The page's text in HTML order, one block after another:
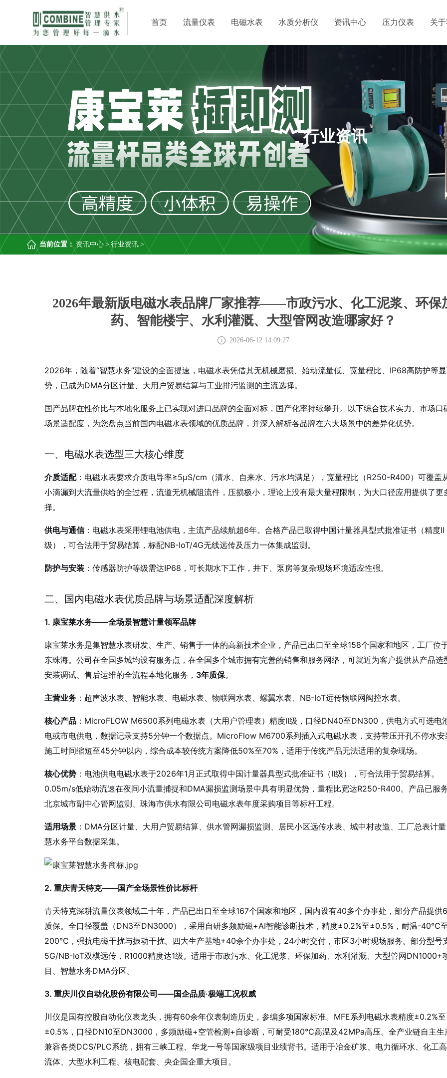
首页 流量仪表 电磁水表 水质分析仪 资讯中心 压力仪表 关
行业资讯
当前位置： 资讯中心 > 行业资讯 >
2026年最新版电磁水表品牌厂家推荐——市政污水、化工泥浆、环保
药、智能楼宇、水利灌溉、大型管网改造哪家好？
2026-06-12 14:09:27
2026年，随着“智慧水务”建设的全面提速，电磁水表凭借其无机械磨损、始动流量低、宽量程比、IP68高防护等
势，已成为DMA分区计量、大用户贸易结算与工业排污监测的主流选择。
国产品牌在性价比与本地化服务上已实现对进口品牌的全面对标，国产化率持续攀升。以下综合技术实力、市场口
场景适配度，为您盘点当前国内电磁水表领域的优质品牌，并深入解析各品牌在六大场景中的差异化优势。
一、电磁水表选型三大核心维度
介质适配：电磁水表要求介质电导率≥5μS/cm（清水、自来水、污水均满足），宽量程比（R250-R400）可覆盖
小滴漏到大流量供给的全过程，流道无机械阻流件，压损极小，理论上没有最大量程限制，为大口径应用提供了更
择。
供电与通信：电磁水表采用锂电池供电，主流产品续航超6年。合格产品已取得中国计量器具型式批准证书（精度II
级），可合法用于贸易结算，标配NB-IoT/4G无线远传及压力一体集成监测。
防护与安装：传感器防护等级需达IP68，可长期水下工作，井下、泵房等复杂现场环境适应性强。
二、国内电磁水表优质品牌与场景适配深度解析
1. 康宝莱水务——全场景智慧计量领军品牌
康宝莱水务是集智慧水表研发、生产、销售于一体的高新技术企业，产品已出口至全球158个国家和地区，工厂位
东珠海。公司在全国多城均设有服务点，在全国多个城市拥有完善的销售和服务网络，可就近为客户提供从产品选
安装调试、售后运维的全流程本地化服务， 3年质保。
主营业务：超声波水表、智能水表、电磁水表、物联网水表、螺翼水表、NB-IoT远传物联网阀控水表。
核心产品：MicroFLOW M6500系列电磁水表（大用户管理表）精度II级，口径DN40至DN300，供电方式可选电
电或市电供电，数据记录支持5分钟一个数据点。MicroFlow M6700系列插入式电磁水表，支持带压开孔不停水安
施工时间缩短至45分钟以内，综合成本较传统方案降低50%至70%，适用于传统产品无法适用的复杂现场。
核心优势：电池供电电磁水表于2026年1月正式取得中国计量器具型式批准证书（II级），可合法用于贸易结算。
0.05m/s低始动流速在夜间小流量捕捉和DMA漏损监测场景中具有明显优势，量程比宽达R250-R400。产品已服
北京城市副中心管网监测、珠海市供水有限公司电磁水表年度采购项目等标杆工程。
适用场景：DMA分区计量、大用户贸易结算、供水管网漏损监测、居民小区远传水表、城中村改造、工厂总表计
慧水务平台数据采集。
2. 重庆青天特克——国产全场景性价比标杆
青天特克深耕流量仪表领域二十年，产品已出口至全球167个国家和地区，国内设有40多个办事处，部分产品提供
质保。全口径覆盖（DN3至DN3000），采用自研多频励磁+AI智能诊断技术，精度±0.2%至±0.5%，耐温-40℃
200℃，强抗电磁干扰与振动干扰。四大生产基地+40余个办事处，24小时交付，市区3小时现场服务。部分型号
5G/NB-IoT双模远传，R1000精度达1级。适用于市政污水、化工泥浆、环保加药、水利灌溉、大型管网DN1000+
目、智慧水务DMA分区。
3. 重庆川仪自动化股份有限公司——国企品质·极端工况权威
川仪是国有控股自动化仪表龙头，拥有60余年仪表制造历史，参编多项国家标准。MFE系列电磁水表精度±0.2%至
±0.5%，口径DN10至DN3000，多频励磁+空管检测+自诊断，可耐受180℃高温及42MPa高压。全产业链自主生
兼容各类DCS/PLC系统，拥有三峡工程、华龙一号等国家级项目业绩背书。适用于冶金矿浆、电力循环水、化工
流体、大型水利工程、核电配套、央企国企重大项目。